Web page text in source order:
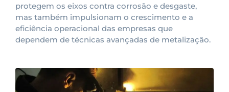
protegem os eixos contra corrosão e desgaste,
mas também impulsionam o crescimento e a
eficiência operacional das empresas que
dependem de técnicas avançadas de metalização.